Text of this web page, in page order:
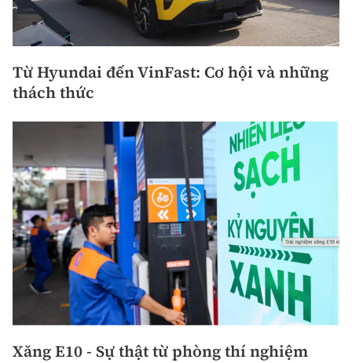
Từ Hyundai đến VinFast: Cơ hội và những
thách thức
Xăng E10 - Sự thật từ phòng thí nghiệm